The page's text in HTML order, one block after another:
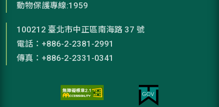
動物保護專線:1959
100212 臺北市中正區南海路 37 號
電話：+886-2-2381-2991
傳真：+886-2-2331-0341